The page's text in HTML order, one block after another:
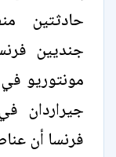
حادثتين
جنديين
فرنسا أن